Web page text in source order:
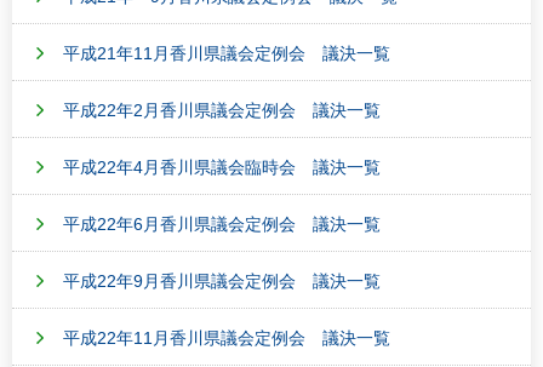
平成21年11月香川県議会定例会 議決一覧
平成22年2月香川県議会定例会 議決一覧
平成22年4月香川県議会臨時会 議決一覧
平成22年6月香川県議会定例会 議決一覧
平成22年9月香川県議会定例会 議決一覧
平成22年11月香川県議会定例会 議決一覧